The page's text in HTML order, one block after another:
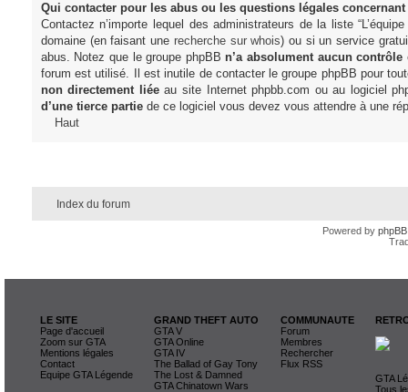
Qui contacter pour les abus ou les questions légales
Contactez n’importe lequel des administrateurs de la liste
domaine (en faisant une recherche sur whois) ou si un service
abus. Notez que le groupe phpBB n’a absolument aucun contrôle
forum est utilisé. Il est inutile de contacter le groupe phpBB pour
non directement liéeau site Internet phpbb.com ou au logiciel
d’une tierce partiede ce logiciel vous devez vous attendre à une
Haut
Index du forum
Powered by phpBB
LE SITE
Page d'accueil
Zoom sur GTA
Mentions légales
Contact
Equipe GTA Légende
GRAND THEFT AUTO
GTA V
GTA Online
GTA IV
The Ballad of Gay Tony
The Lost & Damned
GTA Chinatown Wars
COMMUNAUTE
Forum
Membres
Rechercher
Flux RSS
GTA
Tous